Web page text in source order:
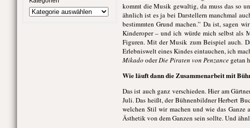
kommt die Musik gewaltig, da muss das so
ähnlich ist es ja bei Darstellern manchmal
bestimmten Grund machen.” Da ist, sagen
Kinderoper – und ich würde mich selbst als
Figuren. Mit der Musik zum Beispiel auch.
Erlebniswelt eines Kindes eintauchen, ich
Mikado oderDie Piraten von Penzancegetan
Wie läuft dann die Zusammenarbeit mit
Das ist auch ganz verschieden. Hier am
Juli. Das heißt, der Bühnenbildner Herbert
welchen Stil wir machen und wie das Ganze
Ästhetik von dem Ganzen sein sollte. Und